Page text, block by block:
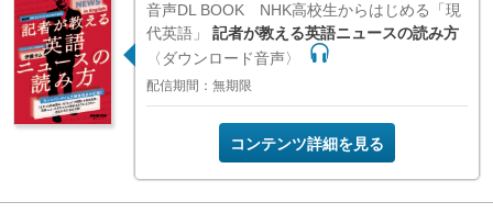
音声DL BOOK NHK高校生からはじめる「現
代英語」
記者が教える英語ニュースの読み方
〈ダウンロード音声〉
配信期間：無期限
コンテンツ詳細を見る